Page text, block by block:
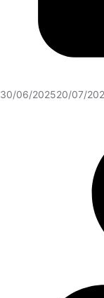
30/06/202520/07/